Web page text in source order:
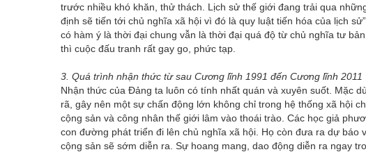
trước nhiều khó khăn, thử thách. Lịch sử thế giới đang trải qua
định sẽ tiến tới chủ nghĩa xã hội vì đó là quy luật tiến hóa của lịch sử”
có hàm ý là thời đại chung vẫn là thời đại quá độ từ chủ nghĩa tư
thì cuộc đấu tranh rất gay go, phức tạp.
3. Quá trình nhận thức từ sau Cương lĩnh 1991 đến Cương lĩnh 2011
Nhận thức của Đảng ta luôn có tính nhất quán và xuyên suốt. Mặc
rã, gây nên một sự chấn động lớn không chỉ trong hệ thống xã hội
cộng sản và công nhân thế giới lâm vào thoái trào. Các học giả
con đường phát triển đi lên chủ nghĩa xã hội. Họ còn đưa ra dự báo
cộng sản sẽ sớm diễn ra. Sự hoang mang, dao động diễn ra ngay